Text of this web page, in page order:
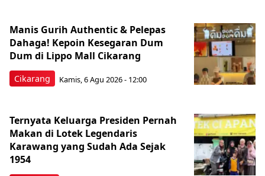
Cikarang
Manis Gurih Authentic & Pelepas
Dahaga! Kepoin Kesegaran Dum
Dum di Lippo Mall Cikarang
Kamis, 6 Agu 2026 - 12:00
Ternyata Keluarga Presiden Pernah
Makan di Lotek Legendaris
Karawang yang Sudah Ada Sejak
1954